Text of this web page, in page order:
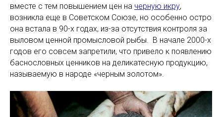
вместе с тем повышением цен на черную икру,
возникла еще в Советском Союзе, но особенно остро
она встала в 90-х годах, из-за отсутствия контроля за
выловом ценной промысловой рыбы. В начале 2000-х
годов его совсем запретили, что привело к появлению
баснословных ценников на деликатесную продукцию,
называемую в народе «черным золотом».